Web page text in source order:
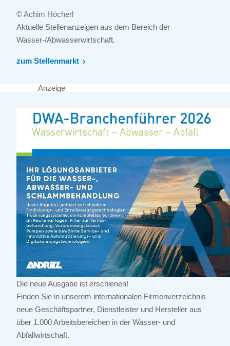
© Achim Höcherl
Aktuelle Stellenanzeigen aus dem Bereich der
Wasser-/Abwasserwirtschaft.
zum Stellenmarkt
Anzeige
Die neue Ausgabe ist erschienen!
Finden Sie in unserem internationalen Firmenverzeichnis
neue Geschäftspartner, Dienstleister und Hersteller aus
über 1.000 Arbeitsbereichen in der Wasser- und
Abfallwirtschaft.